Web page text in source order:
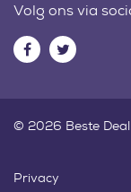
Volg ons via
© 2026 Beste Deal
Privacy